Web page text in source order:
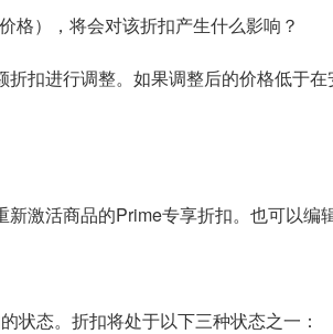
格），将会对该折扣产生什么影响？
扣进行调整。如果调整后的价格低于
激活商品的Prime专享折扣。也可以编
状态。折扣将处于以下三种状态之一：